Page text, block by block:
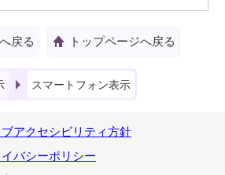
戻る トップページへ戻る
スマートフォン表示
アクセシビリティ方針
バシーポリシー